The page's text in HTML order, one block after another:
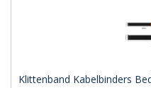
Klittenband Kabelbinders